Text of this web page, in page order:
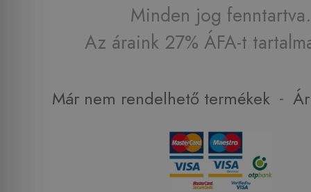
Minden jog fenntartva.
Az áraink 27% ÁFA-t
Már nem rendelhető termékek -